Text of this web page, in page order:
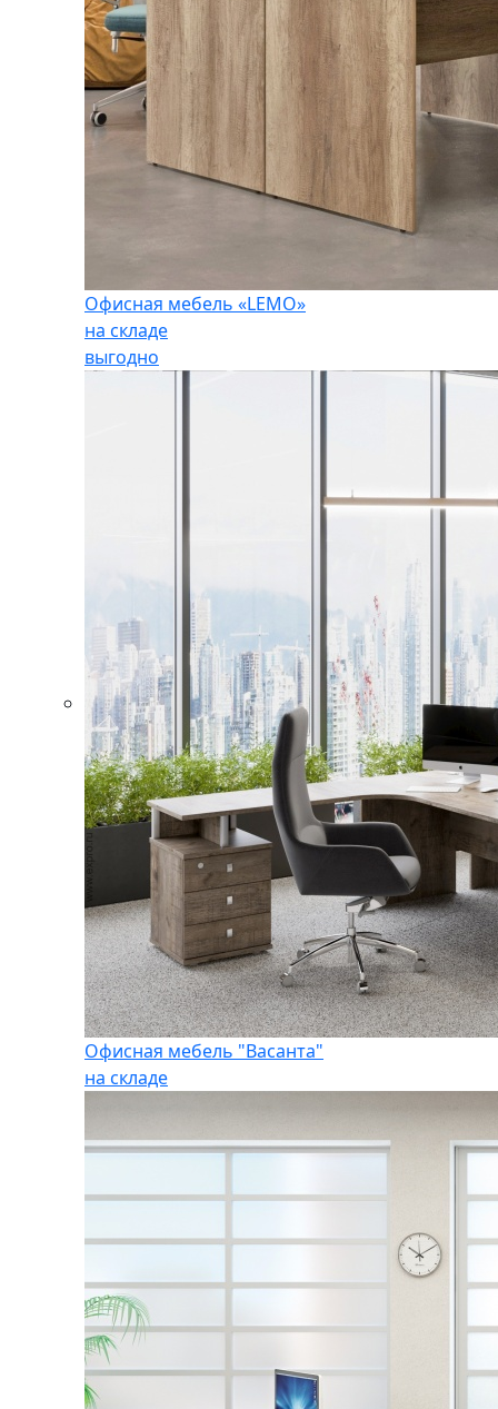
Офисная мебель «LEMO»
на складе
выгодно
Офисная мебель "Васанта"
на складе